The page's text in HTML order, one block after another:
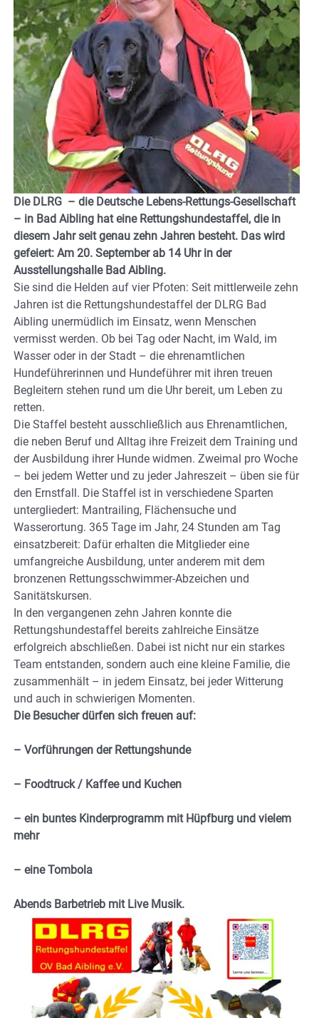
Die DLRG – die Deutsche Lebens-Rettungs-Gesellschaft
– in Bad Aibling hat eine Rettungshundestaffel, die in
diesem Jahr seit genau zehn Jahren besteht. Das wird
gefeiert: Am 20. September ab 14 Uhr in der
Ausstellungshalle Bad Aibling.
Sie sind die Helden auf vier Pfoten: Seit mittlerweile zehn
Jahren ist die Rettungshundestaffel der DLRG Bad
Aibling unermüdlich im Einsatz, wenn Menschen
vermisst werden. Ob bei Tag oder Nacht, im Wald, im
Wasser oder in der Stadt – die ehrenamtlichen
Hundeführerinnen und Hundeführer mit ihren treuen
Begleitern stehen rund um die Uhr bereit, um Leben zu
retten.
Die Staffel besteht ausschließlich aus Ehrenamtlichen,
die neben Beruf und Alltag ihre Freizeit dem Training und
der Ausbildung ihrer Hunde widmen. Zweimal pro Woche
– bei jedem Wetter und zu jeder Jahreszeit – üben sie für
den Ernstfall. Die Staffel ist in verschiedene Sparten
untergliedert: Mantrailing, Flächensuche und
Wasserortung. 365 Tage im Jahr, 24 Stunden am Tag
einsatzbereit: Dafür erhalten die Mitglieder eine
umfangreiche Ausbildung, unter anderem mit dem
bronzenen Rettungsschwimmer-Abzeichen und
Sanitätskursen.
In den vergangenen zehn Jahren konnte die
Rettungshundestaffel bereits zahlreiche Einsätze
erfolgreich abschließen. Dabei ist nicht nur ein starkes
Team entstanden, sondern auch eine kleine Familie, die
zusammenhält – in jedem Einsatz, bei jeder Witterung
und auch in schwierigen Momenten.
Die Besucher dürfen sich freuen auf:
– Vorführungen der Rettungshunde
– Foodtruck / Kaffee und Kuchen
– ein buntes Kinderprogramm mit Hüpfburg und vielem
mehr
– eine Tombola
Abends Barbetrieb mit Live Musik.